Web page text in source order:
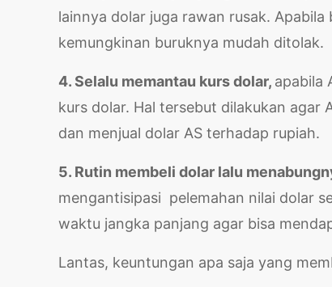
lainnya dolar juga rawan rusak.
kemungkinan buruknya mudah ditolak.
4. Selalu memantau kurs dolar, apabila
kurs dolar. Hal tersebut dilakukan
dan menjual dolar AS terhadap rupiah.
5. Rutin membeli dolar lalu
mengantisipasi pelemahan nilai dolar
waktu jangka panjang agar bisa
Lantas, keuntungan apa saja yang